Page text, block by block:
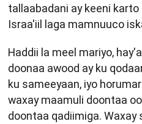
tallaabadani ay keeni
Israa'iil laga mamnuuco
Haddii la meel mariyo,
doonaa awood ay ku
ku sameeyaan, iyo
waxay maamuli doontaa
doontaa qadiimiga. Waxay